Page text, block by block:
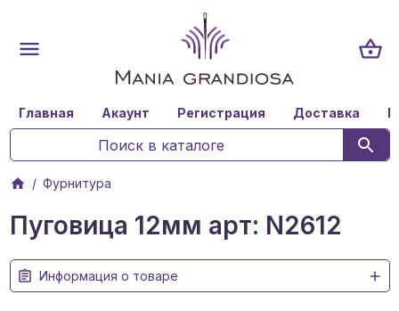
Главная Акаунт Регистрация Доставка
Фурнитура
Пуговица 12мм арт: N2612
Информация о товаре